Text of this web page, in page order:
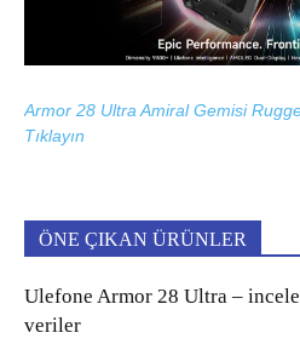
Armor 28 Ultra Amiral Gemisi
Tıklayın
ÖNE ÇIKAN ÜRÜNLER
Ulefone Armor 28 Ultra –
veriler